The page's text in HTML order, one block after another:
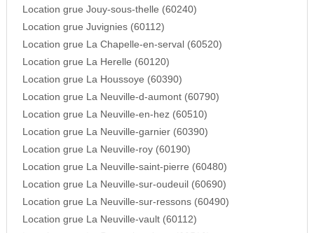
Location grue Jouy-sous-thelle (60240)
Location grue Juvignies (60112)
Location grue La Chapelle-en-serval (60520)
Location grue La Herelle (60120)
Location grue La Houssoye (60390)
Location grue La Neuville-d-aumont (60790)
Location grue La Neuville-en-hez (60510)
Location grue La Neuville-garnier (60390)
Location grue La Neuville-roy (60190)
Location grue La Neuville-saint-pierre (60480)
Location grue La Neuville-sur-oudeuil (60690)
Location grue La Neuville-sur-ressons (60490)
Location grue La Neuville-vault (60112)